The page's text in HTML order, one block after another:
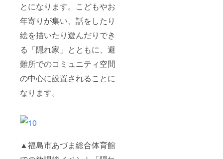
とになります。こどもやお
年寄りが集い、話をしたり
絵を描いたり遊んだりでき
る「隠れ家」とともに、避
難所でのコミュニティ空間
の中心に設置されることに
なります。
▲福島市あづま総合体育館